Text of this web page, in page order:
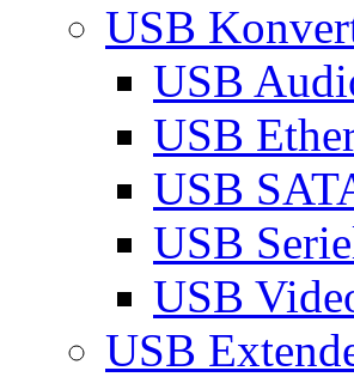
USB
USB
USB
USB
USB
USB
USB